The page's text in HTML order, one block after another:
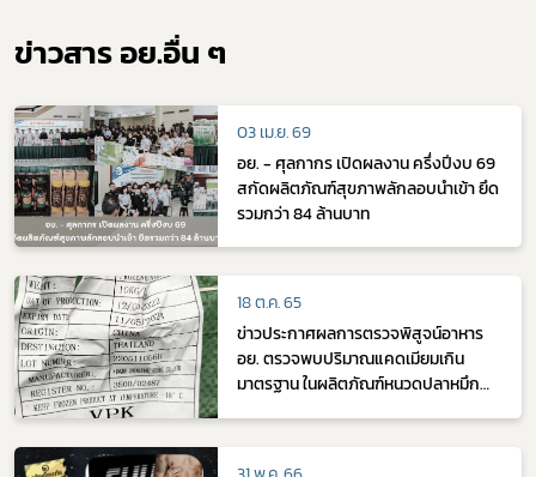
ข่าวสาร อย.อื่น ๆ
03 เม.ย. 69
อย. - ศุลกากร เปิดผลงาน ครึ่งปีงบ 69
สกัดผลิตภัณฑ์สุขภาพลักลอบนำเข้า ยึด
รวมกว่า 84 ล้านบาท
18 ต.ค. 65
ข่าวประกาศผลการตรวจพิสูจน์อาหาร
อย. ตรวจพบปริมาณแคดเมียมเกิน
มาตรฐาน ในผลิตภัณฑ์หนวดปลาหมึก